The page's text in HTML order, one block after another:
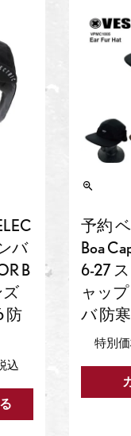
バ
B
ズ
防
込
予約
Boa
6-27
ャッ
バ 防寒
特別